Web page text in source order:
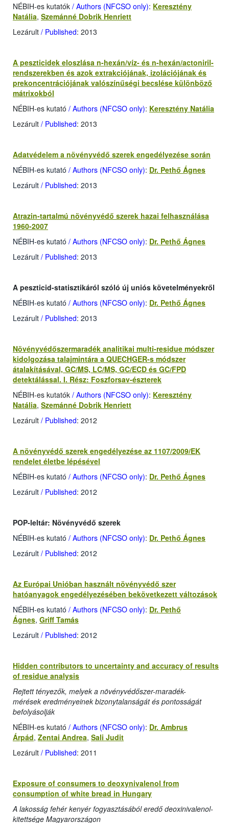
NÉBIH-es kutatók / Authors (NFCSO only): Keresztény
Natália, Szemánné Dobrik Henriett
Lezárult / Published: 2013
A peszticidek eloszlása n-hexán/víz- és n-hexán/actoniril-
rendszerekben és azok extrakciójának, izolációjának és
prekoncentrációjának valószínűségi becslése különböző
mátrixokból
NÉBIH-es kutató / Authors (NFCSO only): Keresztény Natália
Lezárult / Published: 2013
Adatvédelem a növényvédő szerek engedélyezése során
NÉBIH-es kutató / Authors (NFCSO only): Dr. Pethő Ágnes
Lezárult / Published: 2013
Atrazin-tartalmú növényvédő szerek hazai felhasználása
1960-2007
NÉBIH-es kutató / Authors (NFCSO only): Dr. Pethő Ágnes
Lezárult / Published: 2013
A peszticid-statisztikáról szóló új uniós követelményekről
NÉBIH-es kutató / Authors (NFCSO only): Dr. Pethő Ágnes
Lezárult / Published: 2013
Növényvédőszermaradék analitikai multi-residue módszer
kidolgozása talajmintára a QUECHGER-s módszer
átalakításával, GC/MS, LC/MS, GC/ECD és GC/FPD
detektálással. I. Rész: Foszforsav-észterek
NÉBIH-es kutatók / Authors (NFCSO only): Keresztény
Natália, Szemánné Dobrik Henriett
Lezárult / Published: 2012
A növényvédő szerek engedélyezése az 1107/2009/EK
rendelet életbe lépésével
NÉBIH-es kutató / Authors (NFCSO only): Dr. Pethő Ágnes
Lezárult / Published: 2012
POP-leltár: Növényvédő szerek
NÉBIH-es kutató / Authors (NFCSO only): Dr. Pethő Ágnes
Lezárult / Published: 2012
Az Európai Unióban használt növényvédő szer
hatóanyagok engedélyezésében bekövetkezett változások
NÉBIH-es kutató / Authors (NFCSO only): Dr. Pethő
Ágnes, Griff Tamás
Lezárult / Published: 2012
Hidden contributors to uncertainty and accuracy of results
of residue analysis
Rejtett tényezők, melyek a növényvédőszer-maradék-
mérések eredményeinek bizonytalanságát és pontosságát
befolyásolják
NÉBIH-es kutató / Authors (NFCSO only): Dr. Ambrus
Árpád, Zentai Andrea, Sali Judit
Lezárult / Published: 2011
Exposure of consumers to deoxynivalenol from
consumption of white bread in Hungary
A lakosság fehér kenyér fogyasztásából eredő deoxinivalenol-
kitettsége Magyarországon